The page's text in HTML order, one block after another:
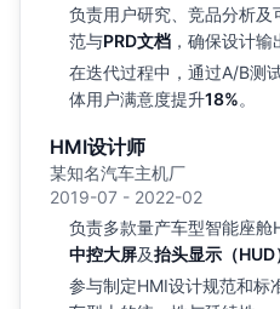
负责用户研究、竞品分析
范与PRD文档 ，确保设计输
在迭代过程中，通过A/B测
体用户满意度提升18%。
HMI设计师
某知名汽车主机厂
2019-07 - 2022-02
负责多款量产车型智能座舱
中控大屏及抬头显示（HUD
参与制定HMI设计规范和标